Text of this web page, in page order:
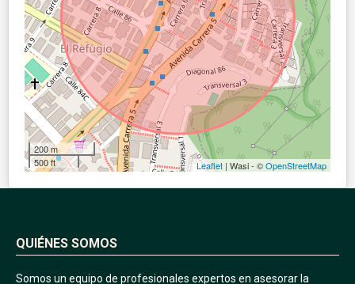
200 m
500 ft
Leaflet | Wasi - ©OpenStreetMap
QUIÉNES SOMOS
Somos un equipo de profesionales expertos en asesorar la